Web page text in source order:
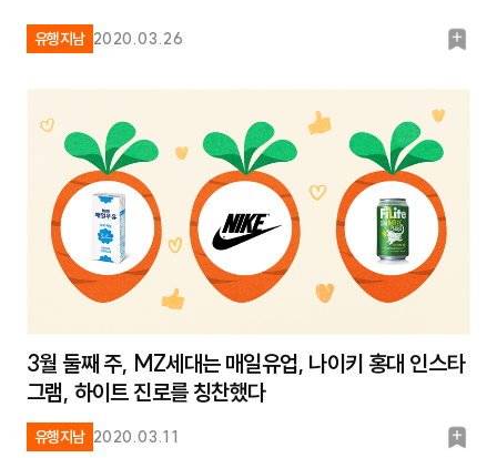
유행지남 2020.03.26
북
크
3월 둘째 주, MZ세대는 매일유업, 나이키 홍대 인스타
그램, 하이트 진로를 칭찬했다
유행지남 2020.03.11
북